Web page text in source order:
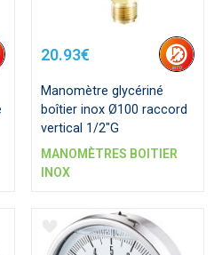
20.93€
Manomètre glycériné
boîtier inox Ø100 raccord
vertical 1/2"G
MANOMÈTRES BOITIER
INOX